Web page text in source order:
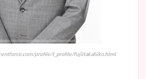
profile/t_profile/fujiitakahiko.html